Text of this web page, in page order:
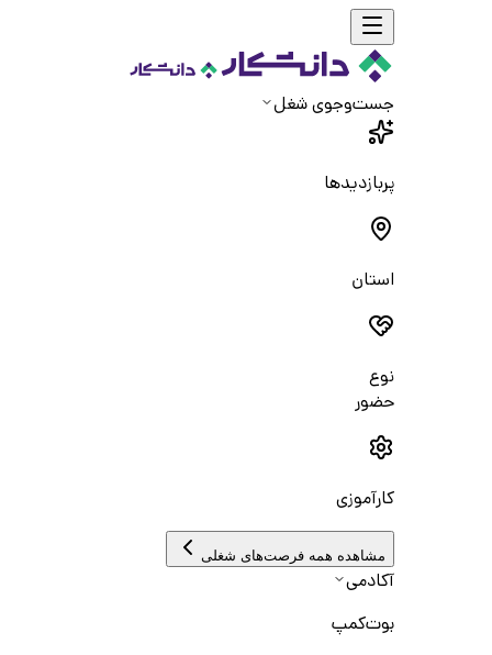
جست‌و‌جوی شغل
پربازدیدها
استان
نوع
حضور
کارآموزی
مشاهده همه فرصت‌های شغلی
آکادمی
بوت‌کمپ